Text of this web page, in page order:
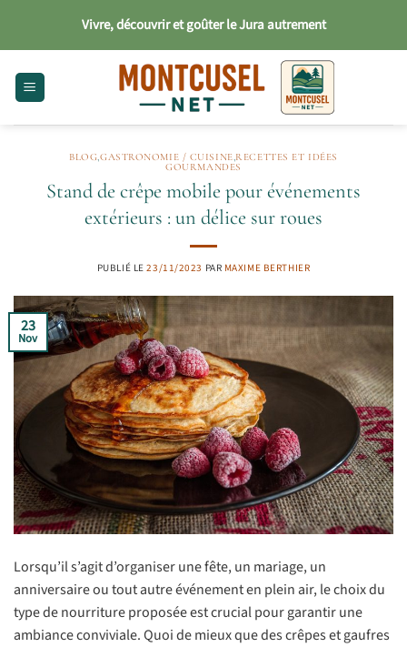
contenu
Vivre, découvrir et goûter le Jura autrement
BLOG,GASTRONOMIE / CUISINE,RECETTES ET IDÉES
GOURMANDES
Stand de crêpe mobile pour événements
extérieurs : un délice sur roues
PUBLIÉ LE23/11/2023 PAR MAXIME BERTHIER
23
Nov
Lorsqu’il s’agit d’organiser une fête, un mariage, un
anniversaire ou tout autre événement en plein air, le choix du
type de nourriture proposée est crucial pour garantir une
ambiance conviviale. Quoi de mieux que des crêpes et gaufres